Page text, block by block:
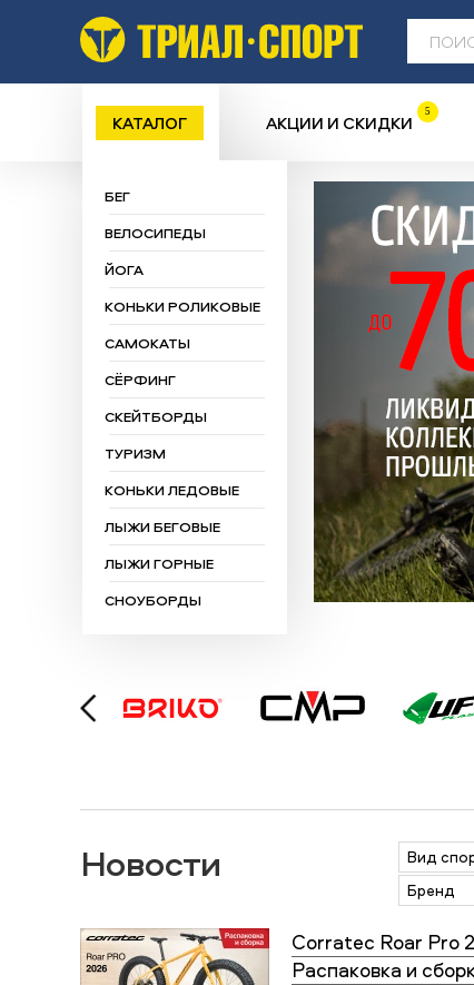
КАТАЛОГ
БЕГ
ВЕЛОСИПЕДЫ
ЙОГА
КОНЬКИ РОЛИКОВЫЕ
САМОКАТЫ
СЁРФИНГ
СКЕЙТБОРДЫ
ТУРИЗМ
КОНЬКИ ЛЕДОВЫЕ
ЛЫЖИ БЕГОВЫЕ
ЛЫЖИ ГОРНЫЕ
СНОУБОРДЫ
АКЦИИ И СКИДКИ 5
Новости
Вид
Бренд
Corratec Roar Pro
Распаковка и